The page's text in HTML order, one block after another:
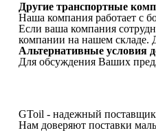
Другие транспортные
Наша компания работает с
Если ваша компания
компании на нашем складе.
Альтернативные условия
Для обсуждения Ваших
GToil - надежный поставщик
Нам доверяют поставки